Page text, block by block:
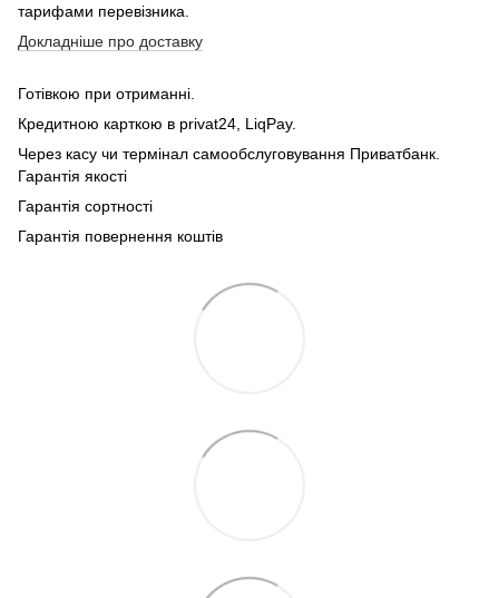
тарифами перевізника.
Докладніше про доставку
Готівкою при отриманні.
Кредитною карткою в privat24, LiqPay.
Через касу чи термінал самообслуговування Приватбанк.
Гарантія якості
Гарантія сортності
Гарантія повернення коштів